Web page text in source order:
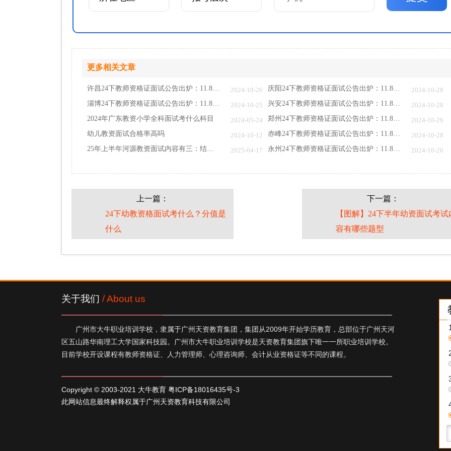
更多相关文章
2024-10-26
2024-10-28
2024-10-25
2024-10-28
2024年广东教资小学全科面试考什么科目
2024-05-24
2024-10-26
幼儿教资面试合格率高吗
2024-10-12
2024-10-28
2025-04-17 2024-10-26
上一篇：
24下幼教资格面试考什么？分值是
什么
下一篇：
【图解】24下半年幼资面试考试
容有哪些题型
关于我们 / About us
广州市大牛职业培训学校，隶属于广州天资教育集团，集团从2009年开始学历教育，总部位于广州天河
区五山路华南理工大学国家科技园。广州市大牛职业培训学校是天资教育集团旗下唯一一所职业培训学校。
目前学校开设课程有教师资格证、人力管理师、心理咨询师、会计从业资格证等不同的课程。
Copyright © 2003-2021 大牛教育 粤ICP备18016435号-3
此网站信息最终解释权属于广州天资教育科技有限公司